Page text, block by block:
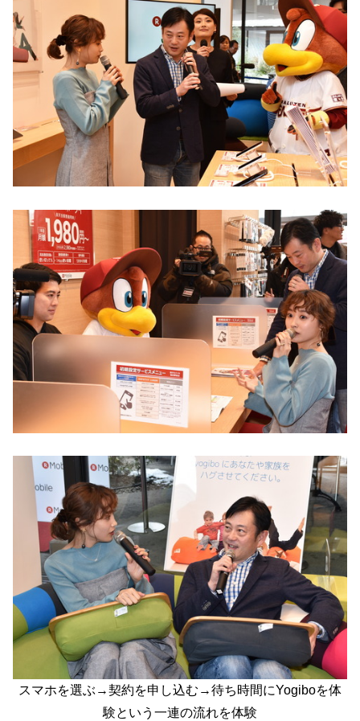
スマホを選ぶ→契約を申し込む→待ち時間にYogiboを体
験という一連の流れを体験